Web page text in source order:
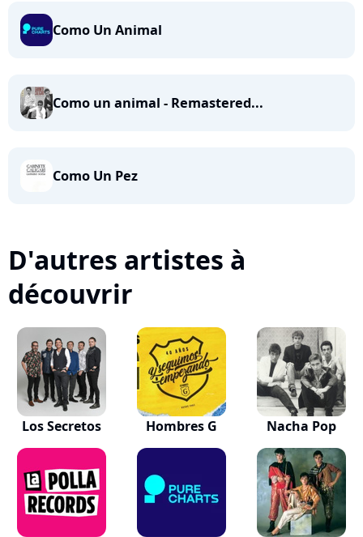
Como Un Animal
Como un animal - Remastered...
Como Un Pez
D'autres artistes à
découvrir
Los Secretos Hombres G Nacha Pop